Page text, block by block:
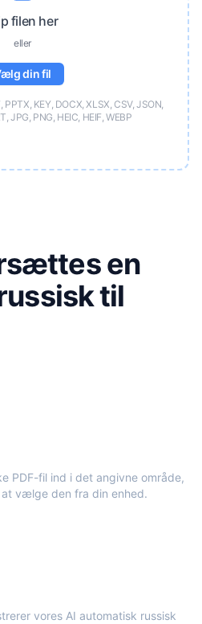
filen her
eller
din fil
KEY, DOCX, XLSX, CSV, JSON,
JPG, PNG, HEIC, HEIF, WEBP
en
til
PDF-fil ind i det angivne område,
vælge den fra din enhed.
vores AI automatisk russisk